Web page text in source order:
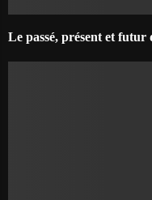
Le passé, présent et futur